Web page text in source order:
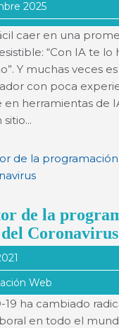
2025
caer en una
“Con IA te lo
Y muchas veces
con poca
en herramientas de
de la
Coronavirus
Web
19 ha cambiado
en todo el